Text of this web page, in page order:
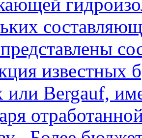
известных
или Bergauf,